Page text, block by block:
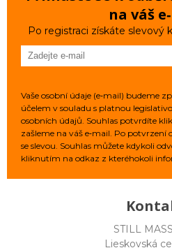
na váš
Po registraci získáte slevový
Vaše osobní údaje (e‑mail) budeme
účelem v souladu s platnou
osobních údajů. Souhlas potvrdíte
zašleme na váš e‑mail. Po
se slevou. Souhlas můžete kdykoli
kliknutím na odkaz z kteréhokoli
STILL
Lieskovská